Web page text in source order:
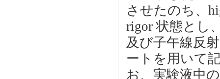
させたのち、
rigor 状態とし
及び子午線反
ートを用いて
お、実験液中